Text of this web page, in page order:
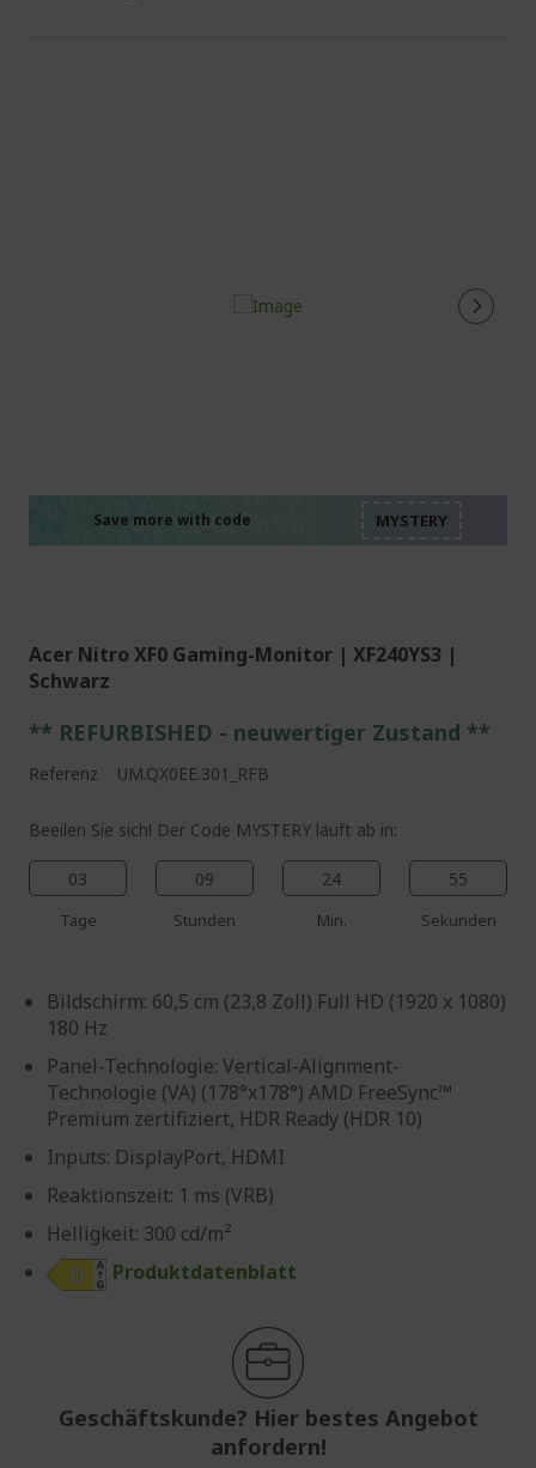
Save more with code
Acer Nitro XF0 Gaming-Monitor | XF240YS3 |
Schwarz
** REFURBISHED - neuwertiger Zustand **
Referenz UM.QX0EE.301_RFB
Beeilen Sie sich! Der Code MYSTERY läuft ab in:
03
Tage
09
Stunden
24
Min.
54
Sekunden
Bildschirm: 60,5 cm (23,8 Zoll) Full HD (1920 x 1080)
180 Hz
Panel-Technologie: Vertical-Alignment-
Technologie (VA) (178°x178°) AMD FreeSync™
Premium zertifiziert, HDR Ready (HDR 10)
Inputs: DisplayPort, HDMI
Reaktionszeit: 1 ms (VRB)
Helligkeit: 300 cd/m²
Produktdatenblatt
Geschäftskunde? Hier bestes Angebot
anfordern!